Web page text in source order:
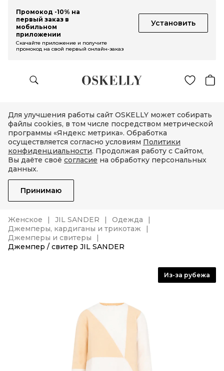
Промокод -10% на
первый заказ в
мобильном
приложении
Установить
Скачайте приложение и получите
промокод на свой первый онлайн-заказ
Для улучшения работы сайт OSKELLY может собирать
файлы cookies, в том числе посредством метрической
программы «Яндекс метрика». Обработка
осуществляется согласно условиям Политики
конфиденциальности. Продолжая работу с Сайтом,
Вы даёте своё согласие на обработку персональных
данных.
Принимаю
Женское JIL SANDER
Одежда
Джемперы, кардиганы и трикотаж
Джемперы и свитеры
Джемпер / свитер JIL SANDER
Из-за рубежа